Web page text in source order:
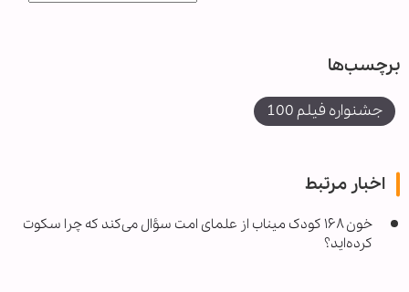
برچسب‌ها
جشنواره فیلم 100
اخبار مرتبط
خون ۱۶۸ کودک میناب از علمای امت سؤال می‌کند که چرا سکوت
کرده‌اید؟